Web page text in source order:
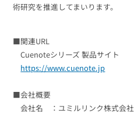
術研究を推進してまいります。
■関連URL
Cuenoteシリーズ 製品サイト
https://www.cuenote.jp
■会社概要
会社名 ：ユミルリンク株式会社